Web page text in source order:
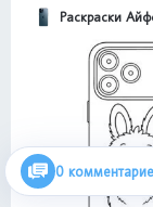
Раскраски
0